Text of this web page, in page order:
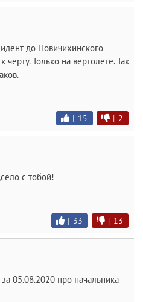
до Новичихинского
черту. Только на вертолете. Так
| 15 | 2
с тобой!
| 33 | 13
05.08.2020 про начальника